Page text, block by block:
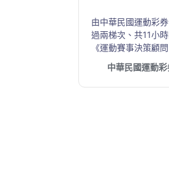
由中華民國運動彩
過兩梯次、共11小
《運動賽事決策顧
中華民國運動